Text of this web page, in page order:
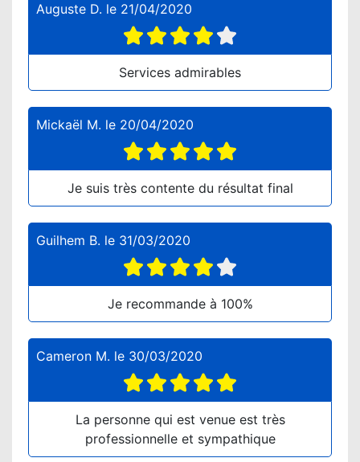
Auguste D. le 21/04/2020
Services admirables
Mickaël M. le 20/04/2020
Je suis très contente du résultat final
Guilhem B. le 31/03/2020
Je recommande à 100%
Cameron M. le 30/03/2020
La personne qui est venue est très
professionnelle et sympathique